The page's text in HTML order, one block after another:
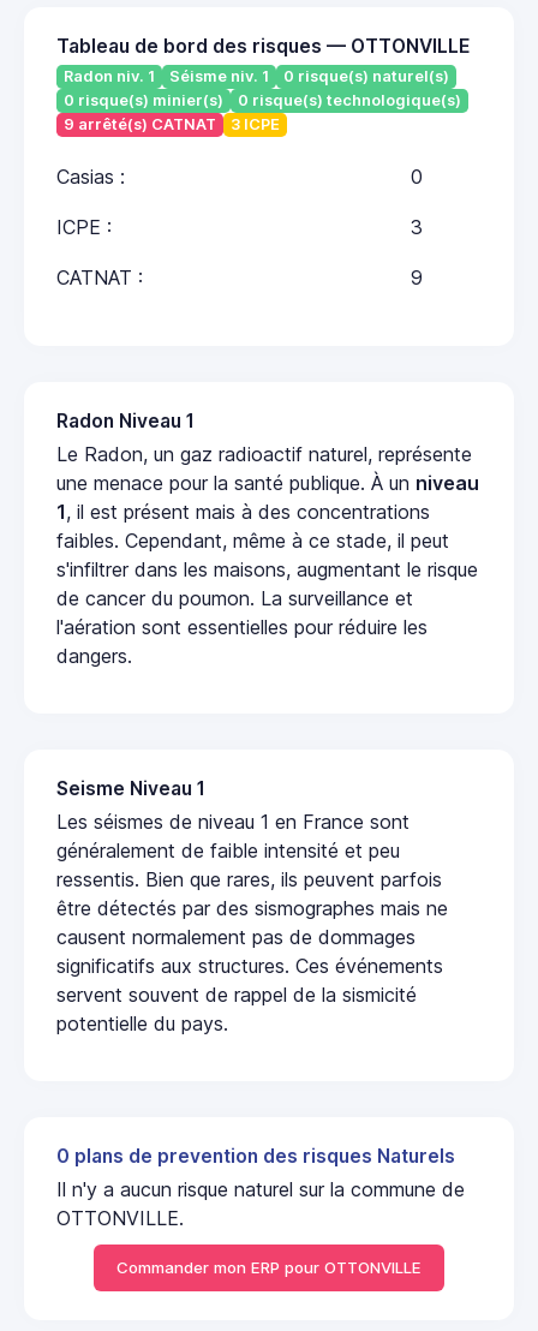
Tableau de bord des risques — OTTONVILLE
Radon niv. 1 Séisme niv. 1
0 risque(s) naturel(s)
0 risque(s) minier(s)
0 risque(s) technologique(s)
9 arrêté(s) CATNAT
3 ICPE
Casias : 0
ICPE : 3
CATNAT : 9
Radon Niveau 1
Le Radon, un gaz radioactif naturel, représente
une menace pour la santé publique. À un niveau
1, il est présent mais à des concentrations
faibles. Cependant, même à ce stade, il peut
s'infiltrer dans les maisons, augmentant le risque
de cancer du poumon. La surveillance et
l'aération sont essentielles pour réduire les
dangers.
Seisme Niveau 1
Les séismes de niveau 1 en France sont
généralement de faible intensité et peu
ressentis. Bien que rares, ils peuvent parfois
être détectés par des sismographes mais ne
causent normalement pas de dommages
significatifs aux structures. Ces événements
servent souvent de rappel de la sismicité
potentielle du pays.
0 plans de prevention des risques Naturels
Il n'y a aucun risque naturel sur la commune de
OTTONVILLE.
Commander mon ERP pour OTTONVILLE